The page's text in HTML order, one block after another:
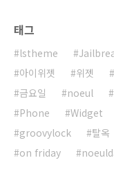
태그
lstheme
아이위젯
위젯
금요일
noeul
Phone
Widget
groovylock
탈옥
on friday